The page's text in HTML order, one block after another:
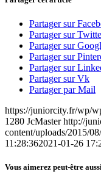
Partager sur
Partager sur
Partager sur
Partager sur
Partager sur
Partager sur Vk
Partager par Mail
https://juniorcity.fr/wp/
1280 JcMaster http://
content/uploads/2015/
11:28:362021-01-26
Vous aimerez peut-être